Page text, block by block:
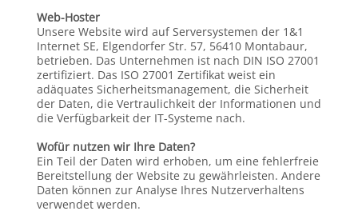
Web-Hoster
Unsere Website wird auf Serversystemen der 1&1
Internet SE, Elgendorfer Str. 57, 56410 Montabaur,
betrieben. Das Unternehmen ist nach DIN ISO 27001
zertifiziert. Das ISO 27001 Zertifikat weist ein
adäquates Sicherheitsmanagement, die Sicherheit
der Daten, die Vertraulichkeit der Informationen und
die Verfügbarkeit der IT-Systeme nach.
Wofür nutzen wir Ihre Daten?
Ein Teil der Daten wird erhoben, um eine fehlerfreie
Bereitstellung der Website zu gewährleisten. Andere
Daten können zur Analyse Ihres Nutzerverhaltens
verwendet werden.